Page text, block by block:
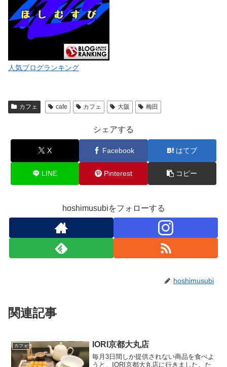
人気ブログランキング
カフェ cafe カフェ 大阪 梅田
シェアする
X Facebook はてブ
LINE Pinterest コピー
hoshimusubiをフォローする
hoshimusubi
関連記事
カフェ IORI京都大丸店
毎月3日間しか提供されない商品を食べよ
うと、IORI京都大丸店に行きました。た